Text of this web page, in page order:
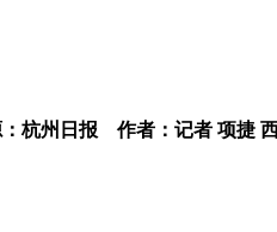
：杭州日报 作者：记者 项捷